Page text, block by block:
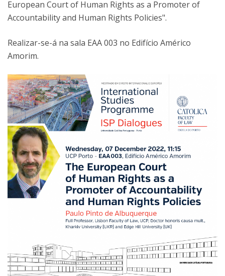
European Court of Human Rights as a Promoter of
Accountability and Human Rights Policies".
Realizar-se-á na sala EAA 003 no Edifício Américo
Amorim.